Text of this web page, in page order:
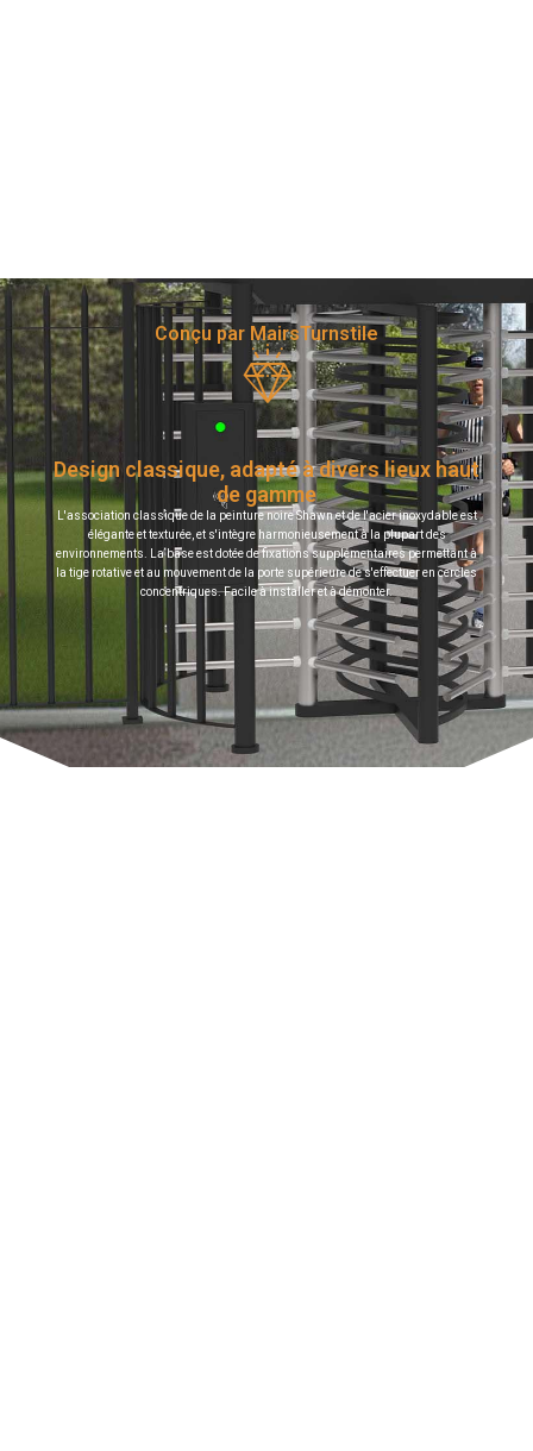
Conçu par MairsTurnstile
Design classique, adapté à divers lieux haut
de gamme
L'association classique de la peinture noire Shawn et de l'acier inoxydable est
élégante et texturée, et s'intègre harmonieusement à la plupart des
environnements. La base est dotée de fixations supplémentaires permettant à
la tige rotative et au mouvement de la porte supérieure de s'effectuer en cercles
concentriques. Facile à installer et à démonter.